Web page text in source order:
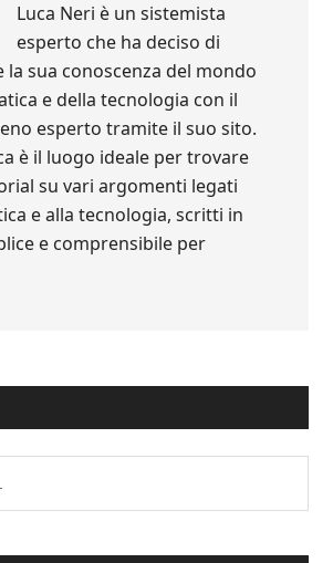
Luca Neri è un sistemista
esperto che ha deciso di
la sua conoscenza del mondo
e della tecnologia con il
esperto tramite il suo sito.
è il luogo ideale per trovare
su vari argomenti legati
e alla tecnologia, scritti in
e comprensibile per